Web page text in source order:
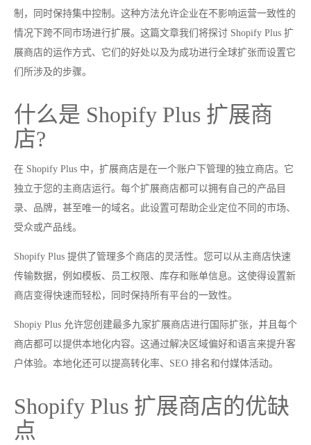
制，同时保持集中控制。这种方法允许企业在不影响运营一致性的
情况下跨不同市场进行扩展。 这篇文章我们将探讨 Shopify Plus 扩
展商店的运作方式、它们的好处以及为成功进行全球扩张而设置它
们所涉及的步骤。
什么是 Shopify Plus 扩展商
店?
在 Shopify Plus 中，扩展商店是在一个账户下管理的独立商店。它
独立于您的主商店运行。每个扩展商店都可以拥有自己的产品目
录、品牌，甚至唯一的域名。此设置可帮助企业定位不同的市场、
受众或产品线。
Shopify Plus 提供了管理多个商店的灵活性。您可以从主商店快速
传输数据，例如模板、员工权限、库存和账单信息。这使得设置新
商店变得快速而轻松，同时保持所有平台的一致性。
Shopiy Plus 允许您创建最多九家扩展商店进行国际扩张，并且每个
商店都可以提供本地化内容。这通过解决区域偏好和语言来提升客
户体验。本地化还可以提高转化率、SEO 排名和付媒体活动。
Shopify Plus 扩展商店的优缺
点